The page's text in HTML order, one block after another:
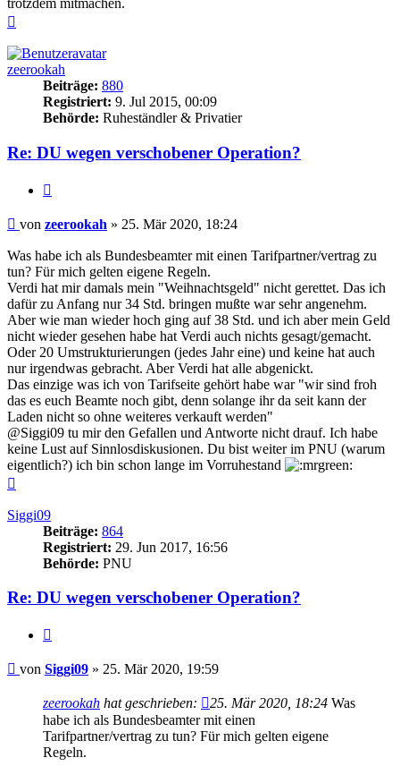
trotzdem mitmachen.
zeerookah
Beiträge: 880
Registriert: 9. Jul 2015, 00:09
Behörde: Ruheständler & Privatier
Re: DU wegen verschobener Operation?
Beitrag
von zeerookah » 25. Mär 2020, 18:24
Was habe ich als Bundesbeamter mit einen Tarifpartner/vertrag zu
tun? Für mich gelten eigene Regeln.
Verdi hat mir damals mein "Weihnachtsgeld" nicht gerettet. Das ich
dafür zu Anfang nur 34 Std. bringen mußte war sehr angenehm.
Aber wie man wieder hoch ging auf 38 Std. und ich aber mein Geld
nicht wieder gesehen habe hat Verdi auch nichts gesagt/gemacht.
Oder 20 Umstrukturierungen (jedes Jahr eine) und keine hat auch
nur irgendwas gebracht. Aber Verdi hat alle abgenickt.
Das einzige was ich von Tarifseite gehört habe war "wir sind froh
das es euch Beamte noch gibt, denn solange ihr da seit kann der
Laden nicht so ohne weiteres verkauft werden"
@Siggi09 tu mir den Gefallen und Antworte nicht drauf. Ich habe
keine Lust auf Sinnlosdiskusionen. Du bist weiter im PNU (warum
eigentlich?) ich bin schon lange im Vorruhestand
Siggi09
Beiträge: 864
Registriert: 29. Jun 2017, 16:56
Behörde: PNU
Re: DU wegen verschobener Operation?
Beitrag
von Siggi09 » 25. Mär 2020, 19:59
zeerookah hat geschrieben: 25. Mär 2020, 18:24 Was
habe ich als Bundesbeamter mit einen
Tarifpartner/vertrag zu tun? Für mich gelten eigene
Regeln.